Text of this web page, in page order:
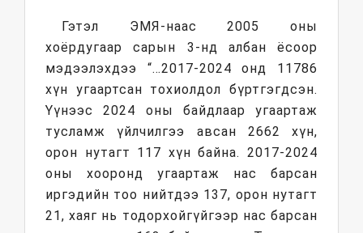
Гэтэл ЭМЯ-наас 2005 оны
хоёрдугаар сарын 3-нд албан ёсоор
мэдээлэхдээ “…2017-2024 онд 11786
хүн угаартсан тохиолдол бүртгэгдсэн.
Үүнээс 2024 оны байдлаар угаартаж
тусламж үйлчилгээ авсан 2662 хүн,
орон нутагт 117 хүн байна. 2017-2024
оны хооронд угаартаж нас барсан
иргэдийн тоо нийтдээ 137, орон нутагт
21, хаяг нь тодорхойгүйгээр нас барсан